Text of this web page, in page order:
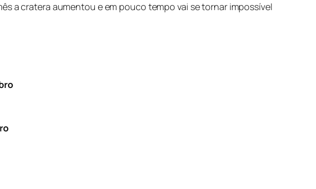
a cratera aumentou e em pouco tempo vai se tornar impossível